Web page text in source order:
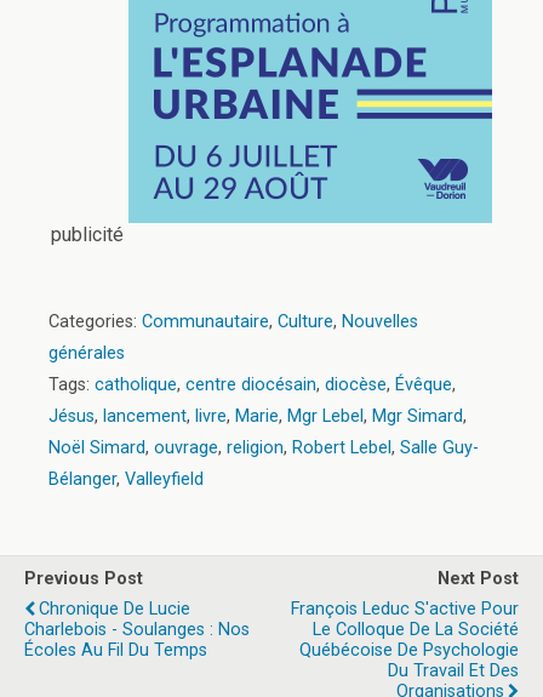
publicité
Categories: Communautaire, Culture, Nouvelles
générales
Tags: catholique, centre diocésain, diocèse, Évêque,
Jésus, lancement, livre, Marie, Mgr Lebel , Mgr Simard,
Noël Simard, ouvrage, religion, Robert Lebel , Salle Guy-
Bélanger, Valleyfield
Previous Post
Chronique De Lucie
Charlebois - Soulanges : Nos
Écoles Au Fil Du Temps
Next Post
François Leduc S'active Pour
Le Colloque De La Société
Québécoise De Psychologie
Du Travail Et Des
Organisations